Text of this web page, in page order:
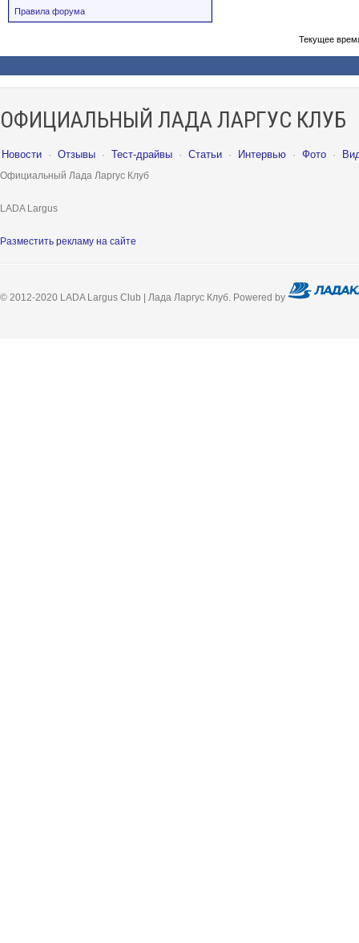
Правила форума
Текущее
ОФИЦИАЛЬНЫЙ ЛАДА ЛАРГУС КЛУБ
Новости · Отзывы · Тест-драйвы · Статьи · Интервью · Фото ·
Официальный Лада Ларгус Клуб
LADA Largus
Разместить рекламу на сайте
© 2012-2020 LADA Largus Club | Лада Ларгус Клуб. Powered by